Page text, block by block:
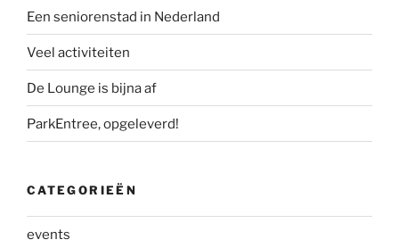
Een seniorenstad in Nederland
Veel activiteiten
De Lounge is bijna af
ParkEntree, opgeleverd!
CATEGORIEËN
events